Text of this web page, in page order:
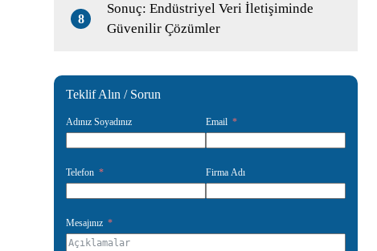
8
Sonuç: Endüstriyel Veri İletişiminde
Güvenilir Çözümler
Teklif Alın / Sorun
Adınız Soyadınız Email
Telefon Firma Adı
Mesajınız